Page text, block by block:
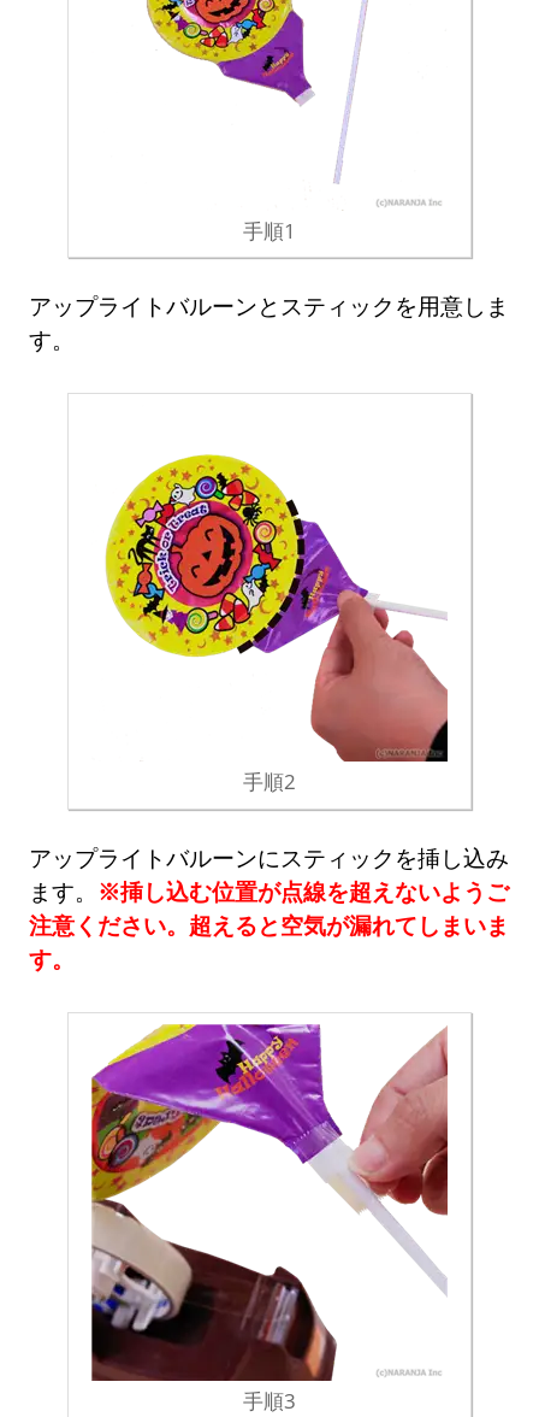
手順1
アップライトバルーンとスティックを用意しま
す。
手順2
アップライトバルーンにスティックを挿し込み
ます。 ※挿し込む位置が点線を超えないようご
注意ください。超えると空気が漏れてしまいま
す。
手順3